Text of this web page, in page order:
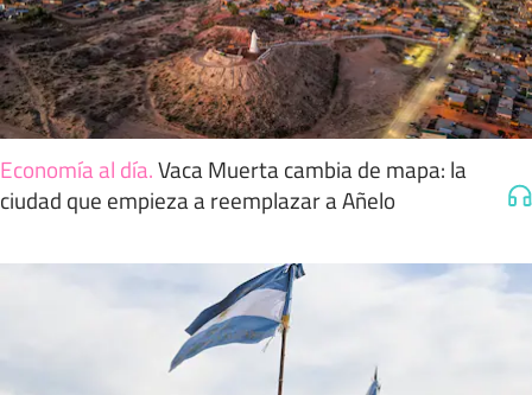
Economía al día.Vaca Muerta cambia de mapa: la
ciudad que empieza a reemplazar a Añelo